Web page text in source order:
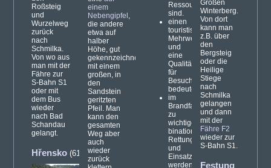
Roßsteig
und
Wurzelweg
zurück
nach
Schmilka.
Von wo aus
man mit der
Fähre zur
S-Bahn S1
oder mit
dem Bus
wieder
nach Bad
Schandau
gelangt.
Hřensko (61)
einem
Nebengipfel ,
die andere
etwa auf
halber
Höhe, gut
gekennzeichnet
mit einem
großen, in
den
Sandstein
geritzten
Pfeil. Man
kann den
gesamten
Weg aber
auch
wieder
zurück
Ressource
sind.
einen
touristischen
Mehrwert
und
eine
Qualitätssteigerung
für
Besucher
bedeuten.
im
Brandfall
zu
wichtigen
binationalen
Rettungs-
und
Einsatzwegen
werden.
Großen
Winterberg.
Von dort
kann man
z.B. über
den
Bergsteig
oder die
Heilige
Stiege
nach
Schmilka
gelangen
und dann
mit der
Fähre F2
wieder zur
S-Bahn S1.
Festung